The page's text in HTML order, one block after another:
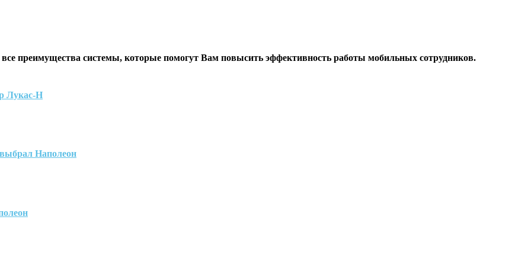
Лукас-Н
Наполеон
все преимущества системы, которые помогут Вам повысить эффективность работы мобильных сотрудников.